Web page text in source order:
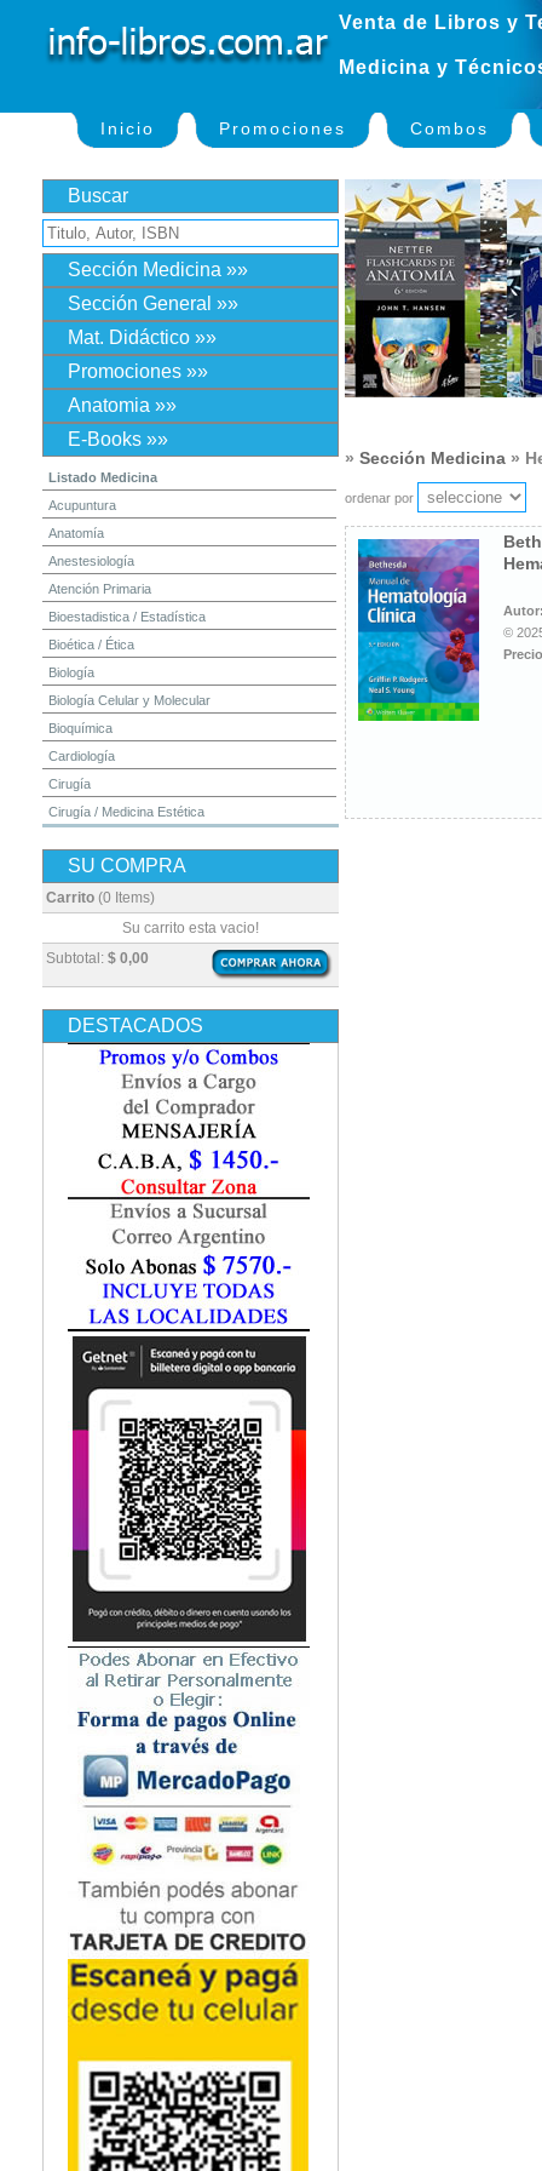
Venta de Libros y
Medicina y
Inicio Promociones Combos
Buscar
Sección Medicina »»
Sección General »»
Mat. Didáctico »»
Promociones »»
Anatomia »»
E-Books »»
Listado Medicina
Acupuntura
Anatomía
Anestesiología
Atención Primaria
Bioestadistica / Estadística
Bioética / Ética
Biología
Biología Celular y Molecular
Bioquímica
Cardiología
Cirugía
Cirugía / Medicina Estética
Dermatología
Diagnóstico por Imagen / Radiología
Embriología
Enfermería
Epidemiología
Farmacia / Farmacología
Fisiatría / Kinesiología
Fisiología / Fisiopatología
Fonoaudiología
Gastroenterología
Geriatría
Ginecología / Obstetricia
Hematología
Histología
Homeopatía
Infectología
Inmunología
Instrumentación Quirurgica
Medicina del Deporte / Rehabilitación
Medicina Emergencias / Urgencias
Medicina Forense / Legal
Medicina General
Medicina Interna
Microbiología
Nefrología
Neonatología / Pediatría
Neumología
Neuroanatomía / Neurociencia
Neurocirugía
Neurología
Nutrición
Odontología
Oftalmología
Oncología / Cuidados Paliativos
Ortopedía / Traumatología
Osteopatía
Otorrinolaringología
Podología
Psicología
Psiquiatría
Química
SU COMPRA
Carrito (0 Items)
Subtotal: $ 0,00
Su carrito esta vacio!
DESTACADOS
» Sección Medicina »
ordenar por
©